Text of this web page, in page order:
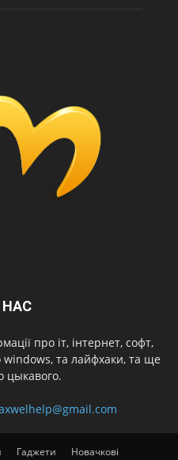
НАС
про іт, інтернет, софт,
та лайфхаки, та ще
цыкавого.
Гаджети Новачкові